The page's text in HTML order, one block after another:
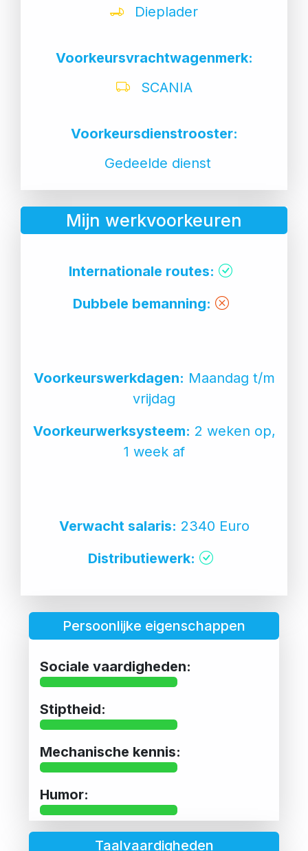
Dieplader
Voorkeursvrachtwagenmerk:
SCANIA
Voorkeursdienstrooster:
Gedeelde dienst
Mijn werkvoorkeuren
Internationale routes:
Dubbele bemanning:
Voorkeurswerkdagen: Maandag t/m
vrijdag
Voorkeurwerksysteem: 2 weken op,
1 week af
Verwacht salaris: 2340 Euro
Distributiewerk:
Persoonlijke eigenschappen
Sociale vaardigheden:
Stiptheid:
Mechanische kennis:
Humor:
Taalvaardigheden